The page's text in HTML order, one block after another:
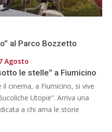
al Parco Bozzetto
Agosto
le stelle” a Fiumicino
il cinema, a Fiumicino, si vive
Utopie”. Arriva una
a chi ama le storie